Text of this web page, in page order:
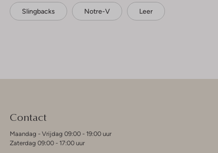
Slingbacks Notre-V Leer
Contact
Maandag - Vrijdag 09:00 - 19:00 uur
Zaterdag 09:00 - 17:00 uur